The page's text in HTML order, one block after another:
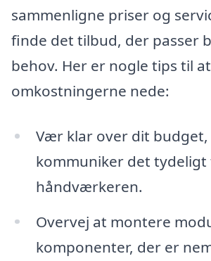
sammenligne priser og
finde det tilbud, der passer
behov. Her er nogle tips til
omkostningerne nede:
Vær klar over dit budget,
kommuniker det tydeligt
håndværkeren.
Overvej at montere
komponenter, der er